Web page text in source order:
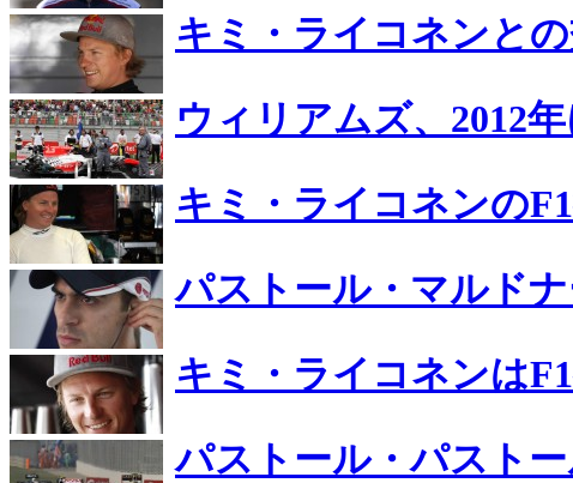
キミ・ライコネンと
ウィリアムズ、2012
キミ・ライコネンの
パストール・マルド
キミ・ライコネンは
パストール・パスト